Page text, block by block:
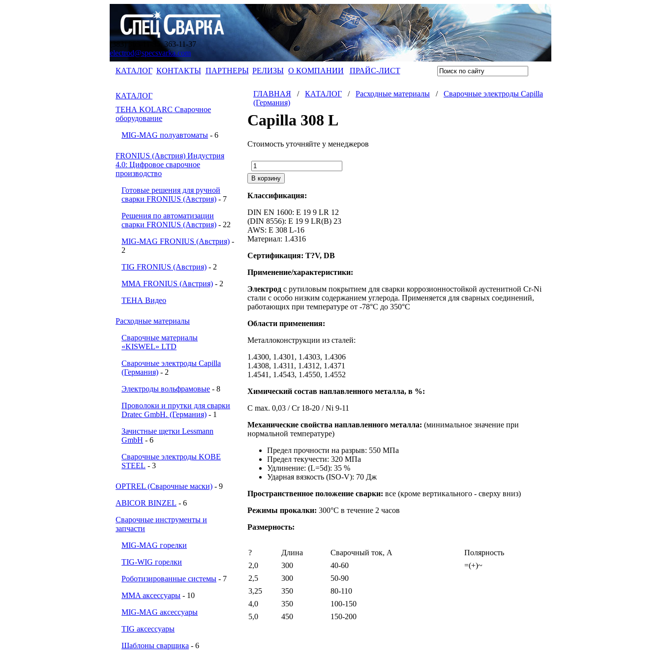
(383) 363-11-35, 363-11-37
electrod@specsvarka.com
КАТАЛОГ КОНТАКТЫ ПАРТНЕРЫ РЕЛИЗЫ О КОМПАНИИ ПРАЙС-ЛИСТ
КАТАЛОГ
ТЕНА KOLARC Сварочное
оборудование
MIG-MAG полуавтоматы - 6
FRONIUS (Австрия) Индустрия
4.0: Цифровое сварочное
производство
Готовые решения для ручной
сварки FRONIUS (Австрия) - 7
Решения по автоматизации
сварки FRONIUS (Австрия) - 22
MIG-MAG FRONIUS (Австрия) -
2
TIG FRONIUS (Австрия) - 2
ММА FRONIUS (Австрия) - 2
ТЕНА Видео
Расходные материалы
Сварочные материалы
«KISWEL» LTD
Сварочные электроды Capilla
(Германия) - 2
Электроды вольфрамовые - 8
Проволоки и прутки для сварки
Dratec GmbH. (Германия) - 1
Зачистные щетки Lessmann
GmbH - 6
Сварочные электроды KOBE
STEEL - 3
OPTREL (Сварочные маски) - 9
ABICOR BINZEL - 6
Сварочные инструменты и
запчасти
MIG-MAG горелки
TIG-WIG горелки
Роботизированные системы - 7
MMA аксессуары - 10
MIG-MAG аксессуары
TIG аксессуары
Шаблоны сварщика - 6
ГЛАВНАЯ / КАТАЛОГ / Расходные материалы / Сварочные электроды Capilla
(Германия)
Capilla 308 L
Стоимость уточняйте у менеджеров
Классификация:
DIN EN 1600: E 19 9 LR 12
(DIN 8556): E 19 9 LR(B) 23
AWS: E 308 L-16
Материал: 1.4316
Сертификация: T?V, DB
Применение/характеристики:
Электрод с рутиловым покрытием для сварки коррозионностойкой аустенитной Cr-Ni
стали с особо низким содержанием углерода. Применяется для сварных соединений,
работающих при температуре от -78°С до 350°C
Области применения:
Металлоконструкции из сталей:
1.4300, 1.4301, 1.4303, 1.4306
1.4308, 1.4311, 1.4312, 1.4371
1.4541, 1.4543, 1.4550, 1.4552
Химический состав наплавленного металла, в %:
C max. 0,03 / Cr 18-20 / Ni 9-11
Механические свойства наплавленного металла: (минимальное значение при
нормальной температуре)
Предел прочности на разрыв: 550 МПа
Предел текучести: 320 МПа
Удлинение: (L=5d): 35 %
Ударная вязкость (ISO-V): 70 Дж
Пространственное положение сварки: все (кроме вертикального - сверху вниз)
Режимы прокалки: 300°C в течение 2 часов
Размерность:
? Длина Сварочный ток, А
Полярность
2,0
300 40-60
=(+)~
2,5
300
50-90
3,25
350
80-110
4,0
350
100-150
5,0
450 150-200